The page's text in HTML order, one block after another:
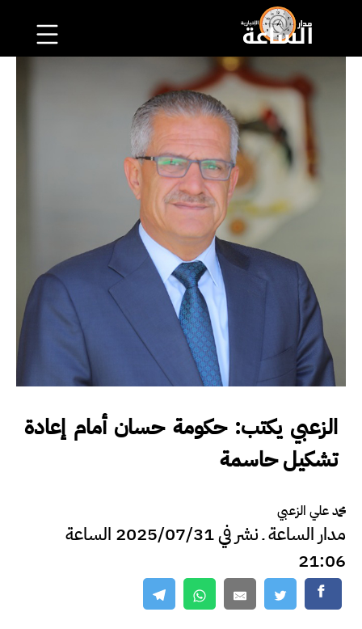
الزعبي يكتب: حكومة حسان أمام إعادة
تشكيل حاسمة
محمد علي الزعبي
مدار الساعة ـ نشر في 2025/07/31 الساعة
21:06